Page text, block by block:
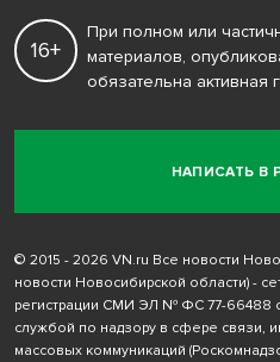
НАПИСАТЬ В
16+
При полном или
материалов,
обязательна активная
© 2015 - 2026 VN.ru Все новости
новости Новосибирской области) -
регистрации СМИ ЭЛ № ФС 77-66488
службой по надзору в сфере связи,
массовых коммуникаций